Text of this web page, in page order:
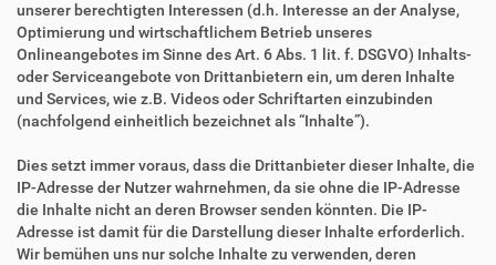
unserer berechtigten Interessen (d.h. Interesse an der Analyse,
Optimierung und wirtschaftlichem Betrieb unseres
Onlineangebotes im Sinne des Art. 6 Abs. 1 lit. f. DSGVO) Inhalts-
oder Serviceangebote von Drittanbietern ein, um deren Inhalte
und Services, wie z.B. Videos oder Schriftarten einzubinden
(nachfolgend einheitlich bezeichnet als “Inhalte”).
Dies setzt immer voraus, dass die Drittanbieter dieser Inhalte, die
IP-Adresse der Nutzer wahrnehmen, da sie ohne die IP-Adresse
die Inhalte nicht an deren Browser senden könnten. Die IP-
Adresse ist damit für die Darstellung dieser Inhalte erforderlich.
Wir bemühen uns nur solche Inhalte zu verwenden, deren